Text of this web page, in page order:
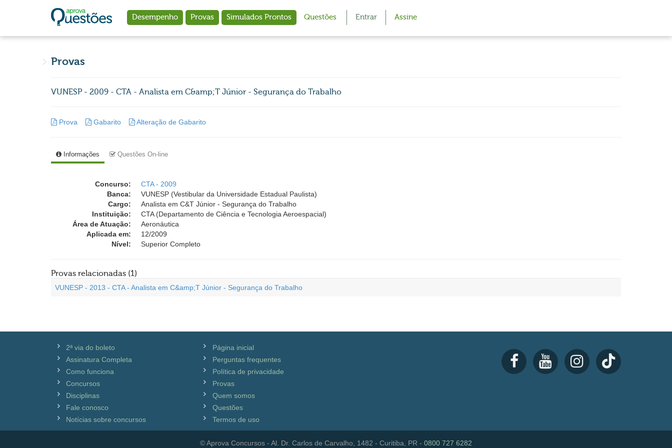
Desempenho Provas Simulados Prontos Questões Entrar Assine
Provas
VUNESP - 2009 - CTA - Analista em C&amp;T Júnior - Segurança do Trabalho
Prova Gabarito Alteração de Gabarito
Informações Questões On-line
Concurso:
CTA - 2009
Banca:
VUNESP (Vestibular da Universidade Estadual Paulista)
Cargo:
Analista em C&T Júnior - Segurança do Trabalho
Instituição:
CTA (Departamento de Ciência e Tecnologia Aeroespacial)
Área de Atuação:
Aeronáutica
Aplicada em:
12/2009
Nível:
Superior Completo
Provas relacionadas (1)
VUNESP - 2013 - CTA - Analista em C&amp;T Júnior - Segurança do Trabalho
2ª via do boleto
Assinatura Completa
Como funciona
Concursos
Disciplinas
Fale conosco
Notícias sobre concursos
Página inicial
Perguntas frequentes
Política de privacidade
Provas
Quem somos
Questões
Termos de uso
© Aprova Concursos - Al. Dr. Carlos de Carvalho, 1482 - Curitiba, PR - 0800 727 6282